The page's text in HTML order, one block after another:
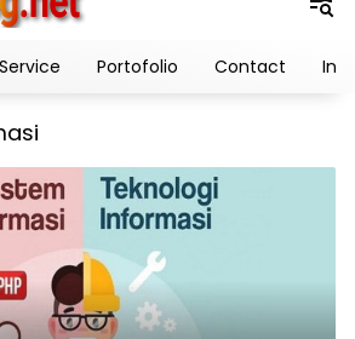
Service Portofolio Contact